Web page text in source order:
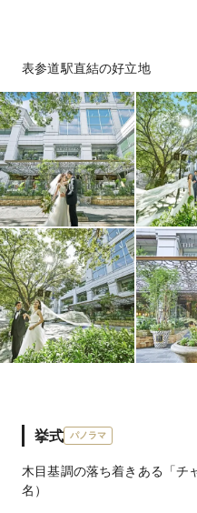
表参道駅直結の好立地
挙式 パノラマ
木目基調の落ち着きある「チ
名）